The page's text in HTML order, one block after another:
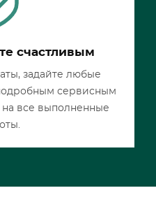
счастливым
задайте любые
сервисным
на все выполненные